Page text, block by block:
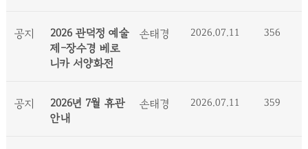
공지
2026 관덕정 예술
제-장수경 베로
니카 서양화전
손태경 2026.07.11 356
공지
2026년 7월 휴관
안내
손태경 2026.07.11 359